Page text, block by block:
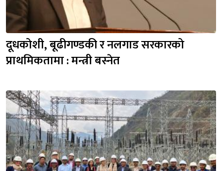
दूधकोशी, बूढीगण्डकी र नलगाड सरकारको
प्राथमिकतामा : मन्त्री बस्नेत